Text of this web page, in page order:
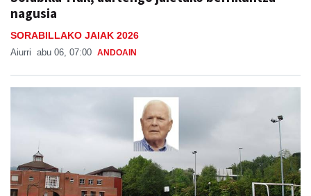
nagusia
SORABILLAKO JAIAK 2026
Aiurri abu 06, 07:00 ANDOAIN